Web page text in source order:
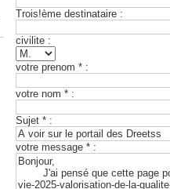
Trois!ème destinataire :
civilite :
votre prenom * :
votre nom * :
Sujet * :
votre message * :